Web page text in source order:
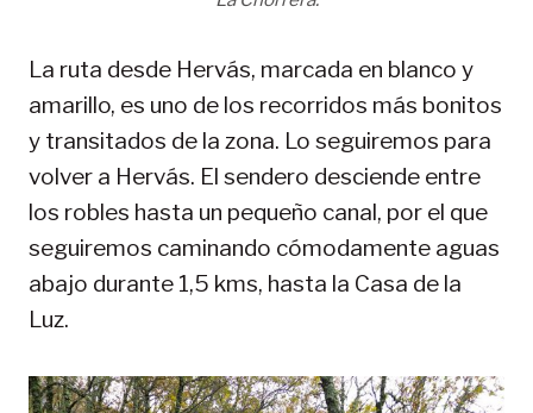
La ruta desde Hervás, marcada en blanco y
amarillo, es uno de los recorridos más bonitos
y transitados de la zona. Lo seguiremos para
volver a Hervás. El sendero desciende entre
los robles hasta un pequeño canal, por el que
seguiremos caminando cómodamente aguas
abajo durante 1,5 kms, hasta la Casa de la
Luz.